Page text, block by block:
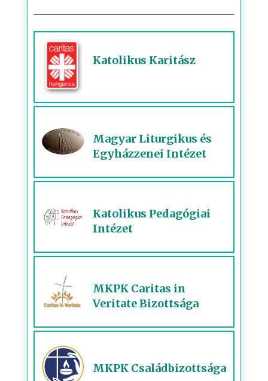
Katolikus Karitász
Magyar Liturgikus és
Egyházzenei Intézet
Katolikus Pedagógiai
Intézet
MKPK Caritas in
Veritate Bizottsága
MKPK Családbizottsága